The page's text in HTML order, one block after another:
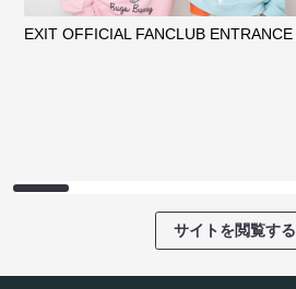
EXIT OFFICIAL FANCLUB ENTRANCE
サイトを閲覧する